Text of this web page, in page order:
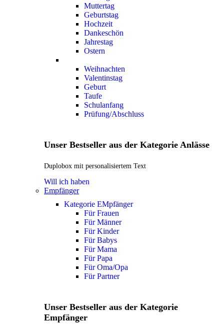
Muttertag
Geburtstag
Hochzeit
Dankeschön
Jahrestag
Ostern
Weihnachten
Valentinstag
Geburt
Taufe
Schulanfang
Prüfung/Abschluss
Unser Bestseller aus der Kategorie Anlässe
Duplobox mit personalisiertem Text
Will ich haben
Empfänger
Kategorie EMpfänger
Für Frauen
Für Männer
Für Kinder
Für Babys
Für Mama
Für Papa
Für Oma/Opa
Für Partner
Unser Bestseller aus der Kategorie
Empfänger